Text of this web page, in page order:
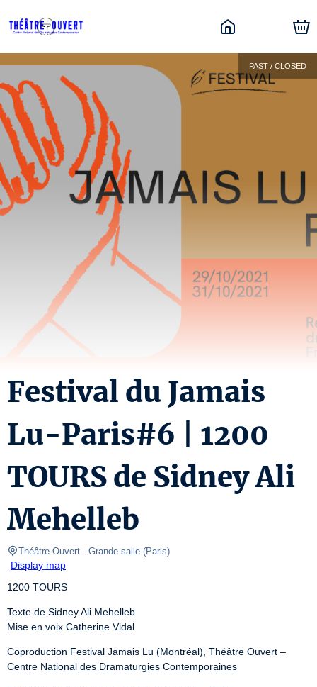
PAST / CLOSED
Festival du Jamais
Lu-Paris#6 | 1200
TOURS de Sidney Ali
Mehelleb
Théâtre Ouvert - Grande salle (Paris)
Display map
1200 TOURS
Texte de Sidney Ali Mehelleb
Mise en voix Catherine Vidal
Coproduction Festival Jamais Lu (Montréal), Théâtre Ouvert –
Centre National des Dramaturgies Contemporaines